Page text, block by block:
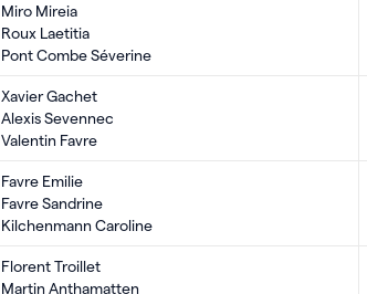
Miro Mireia
Roux Laetitia
Pont Combe Séverine
Xavier Gachet
Alexis Sevennec
Valentin Favre
Favre Emilie
Favre Sandrine
Kilchenmann Caroline
Florent Troillet
Martin Anthamatten